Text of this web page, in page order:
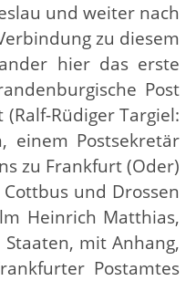
und weiter nach
zu diesem
hier das erste
Post
Rüdiger Targiel:
einem Postsekretär
zu Frankfurt (Oder)
und Drossen
Heinrich Matthias,
mit Anhang,
Postamtes